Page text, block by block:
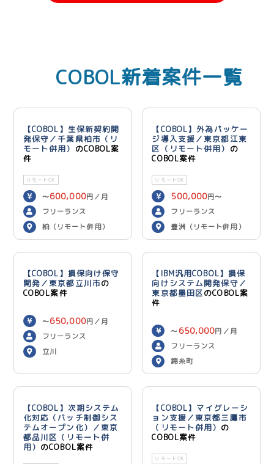
COBOL新着案件一覧
【COBOL】生保新契約開
発保守／千葉県柏市（リ
モート併用） のCOBOL案
件
リモートOK
〜600,000円／月
フリーランス
柏（リモート併用）
【COBOL】外為パッケー
ジ導入支援／東京都江東
区（リモート併用） の
COBOL案件
リモートOK
500,000円〜
600,000 円／月
フリーランス
豊洲（リモート併用）
【COBOL】損保向け保守
開発／東京都立川市の
COBOL案件
〜650,000円／月
フリーランス
立川
【IBM汎用COBOL】損保
向けシステム開発保守／
東京都墨田区のCOBOL案
件
〜 650,000円／月
フリーランス
錦糸町
【COBOL】次期システム
化対応（バッチ制御シス
テムオープン化）／東京
都品川区（リモート併
用） のCOBOL案件
【COBOL】マイグレーシ
ョン支援／東京都三鷹市
（リモート併用） の
COBOL案件
リモートOK